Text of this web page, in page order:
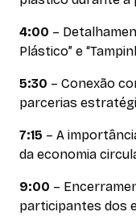
4:00 –
Plástico” e
5:30 – Conexão
parcerias
7:15 – A
da economia
9:00 –
participantes dos